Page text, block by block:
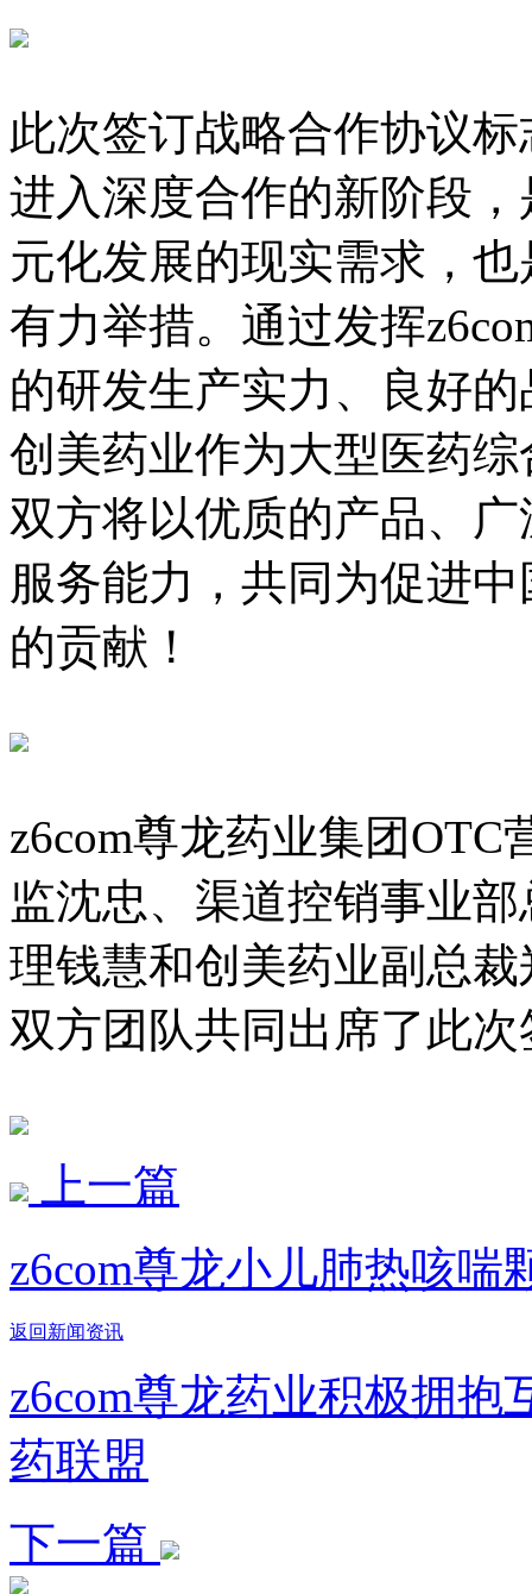
此次签订战略合作协议
进入深度合作的新阶段
元化发展的现实需求，
有力举措。通过发挥
的研发生产实力、良好
创美药业作为大型医药综
双方将以优质的产品
服务能力，共同为促
的贡献！
z6com尊龙药业集团OTC
监沈忠、渠道控销事业
理钱慧和创美药业副总裁
双方团队共同出席了此
上一篇
z6com尊龙小儿肺热咳
返回新闻资讯
z6com尊龙药业积极拥抱
药联盟
下一篇